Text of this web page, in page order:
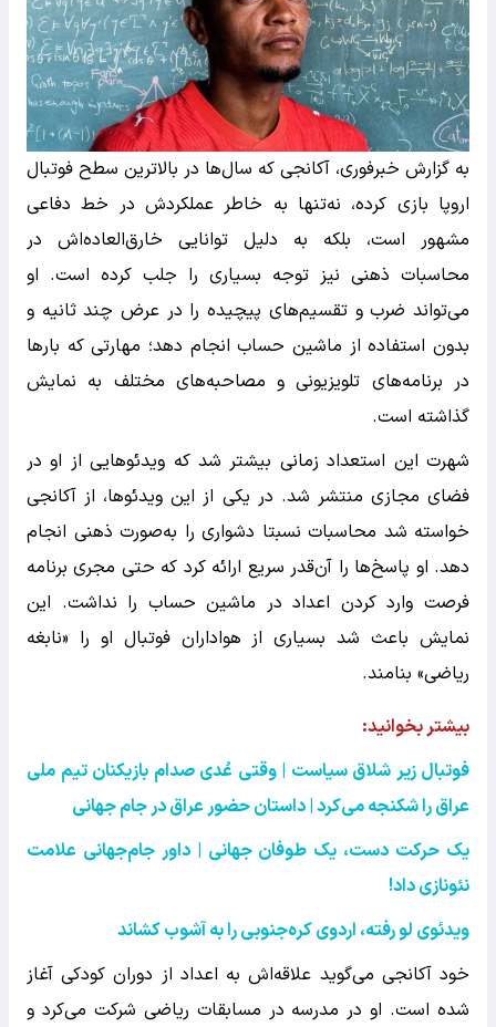
به گزارش خبرفوری، آکانجی که سال‌ها در بالاترین سطح فوتبال
اروپا بازی کرده، نه‌تنها به خاطر عملکردش در خط دفاعی
مشهور است، بلکه به دلیل توانایی خارق‌العاده‌اش در
محاسبات ذهنی نیز توجه بسیاری را جلب کرده است. او
می‌تواند ضرب و تقسیم‌های پیچیده را در عرض چند ثانیه و
بدون استفاده از ماشین حساب انجام دهد؛ مهارتی که بارها
در برنامه‌های تلویزیونی و مصاحبه‌های مختلف به نمایش
گذاشته است.
شهرت این استعداد زمانی بیشتر شد که ویدئوهایی از او در
فضای مجازی منتشر شد. در یکی از این ویدئوها، از آکانجی
خواسته شد محاسبات نسبتا دشواری را به‌صورت ذهنی انجام
دهد. او پاسخ‌ها را آن‌قدر سریع ارائه کرد که حتی مجری برنامه
فرصت وارد کردن اعداد در ماشین حساب را نداشت. این
نمایش باعث شد بسیاری از هواداران فوتبال او را «نابغه
ریاضی» بنامند.
بیشتر بخوانید:
فوتبال زیر شلاق سیاست | وقتی عُدی صدام بازیکنان تیم ملی
عراق را شکنجه می‌کرد | داستان حضور عراق در جام جهانی
یک حرکت دست، یک طوفان جهانی | داور جام‌جهانی علامت
نئونازی داد!
ویدئوی لو رفته، اردوی کره‌جنوبی را به آشوب کشاند
خود آکانجی می‌گوید علاقه‌اش به اعداد از دوران کودکی آغاز
شده است. او در مدرسه در مسابقات ریاضی شرکت می‌کرد و